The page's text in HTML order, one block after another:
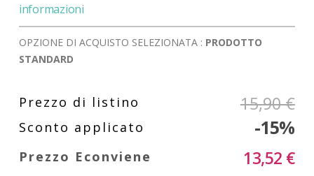
informazioni
OPZIONE DI ACQUISTO SELEZIONATA : PRODOTTO
STANDARD
15,90 €
-15%
13,52 €